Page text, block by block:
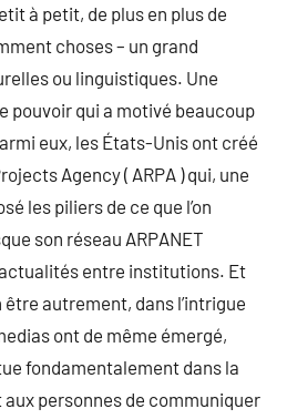
à petit, de plus en plus de
choses – un grand
ou linguistiques. Une
pouvoir qui a motivé beaucoup
eux, les États-Unis ont créé
Agency ( ARPA ) qui, une
les piliers de ce que l’on
son réseau ARPANET
entre institutions. Et
autrement, dans l’intrigue
ont de même émergé,
fondamentalement dans la
personnes de communiquer